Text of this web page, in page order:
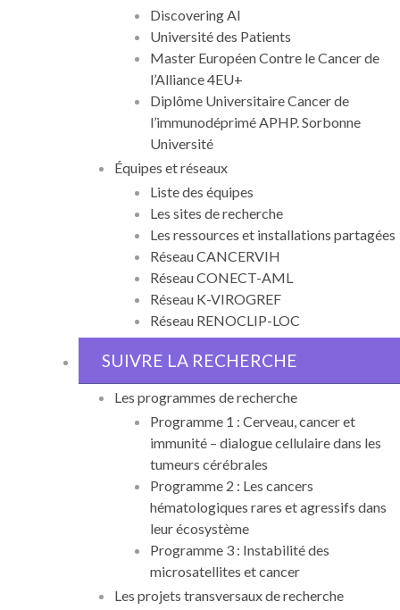
Discovering AI
Université des Patients
Master Européen Contre le Cancer de
l’Alliance 4EU+
Diplôme Universitaire Cancer de
l’immunodéprimé APHP. Sorbonne
Université
Équipes et réseaux
Liste des équipes
Les sites de recherche
Les ressources et installations partagées
Réseau CANCERVIH
Réseau CONECT-AML
Réseau K-VIROGREF
Réseau RENOCLIP-LOC
SUIVRE LA RECHERCHE
Les programmes de recherche
Programme 1 : Cerveau, cancer et
immunité – dialogue cellulaire dans les
tumeurs cérébrales
Programme 2 : Les cancers
hématologiques rares et agressifs dans
leur écosystème
Programme 3 : Instabilité des
microsatellites et cancer
Les projets transversaux de recherche